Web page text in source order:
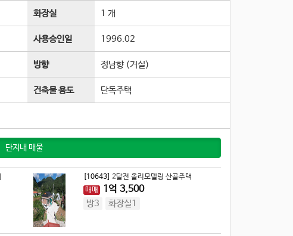
화장실 1 개
사용승인일 1996.02
방향 정남향 (거실)
건축물 용도 단독주택
단지내 매물
[10643] 2달전 올리모델링 산골주택
매매
1억 3,500
방3 화장실1